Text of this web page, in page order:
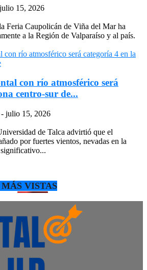
julio 15, 2026
Feria Caupolicán de Viña del Mar ha
a la Región de Valparaíso y al país.
con río atmosférico será
centro-sur de...
- julio 15, 2026
de Talca advirtió que el
por fuertes vientos, nevadas en la
VISTAS